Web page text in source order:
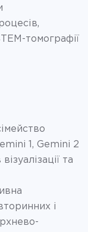
томографії
1, Gemini 2
та
і